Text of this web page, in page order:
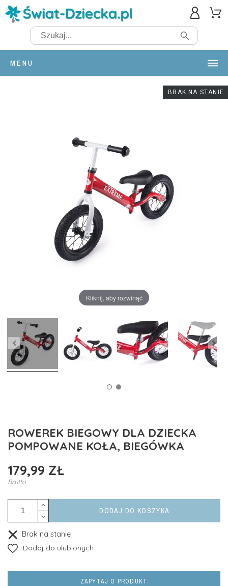
MENU
BRAK NA STANIE
Kliknij, aby rozwinąć
ROWEREK BIEGOWY DLA DZIECKA
POMPOWANE KOŁA, BIEGÓWKA
179,99 ZŁ
Brutto
DODAJ DO KOSZYKA
Brak na stanie
Dodaj do ulubionych
ZAPYTAJ O PRODUKT